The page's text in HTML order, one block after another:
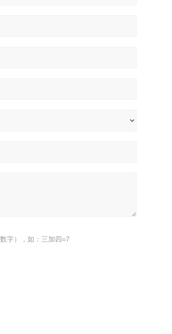
字），如：三加四=7